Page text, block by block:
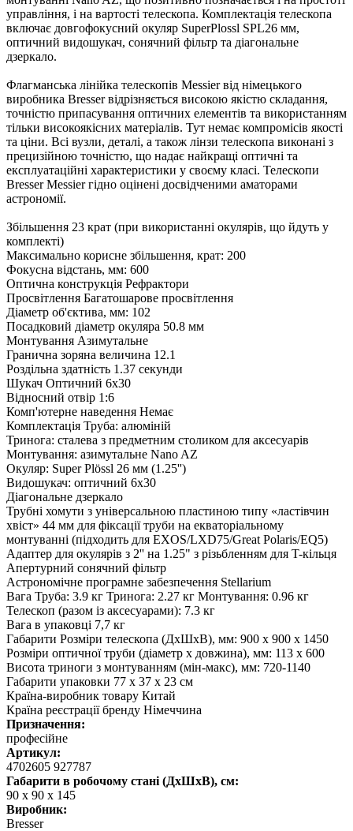
управління, і на вартості телескопа. Комплектація телескопа
включає довгофокусний окуляр SuperPlossl SPL26 мм,
оптичний видошукач, сонячний фільтр та діагональне
дзеркало.
Флагманська лінійка телескопів Messier від німецького
виробника Bresser відрізняється високою якістю складання,
точністю припасування оптичних елементів та використанням
тільки високоякісних матеріалів. Тут немає компромісів якості
та ціни. Всі вузли, деталі, а також лінзи телескопа виконані з
прецизійною точністю, що надає найкращі оптичні та
експлуатаційні характеристики у своєму класі. Телескопи
Bresser Messier гідно оцінені досвідченими аматорами
астрономії.
Збільшення 23 крат (при використанні окулярів, що йдуть у
комплекті)
Максимально корисне збільшення, крат: 200
Фокусна відстань, мм: 600
Оптична конструкція Рефрактори
Просвітлення Багатошарове просвітлення
Діаметр об'єктива, мм: 102
Посадковий діаметр окуляра 50.8 мм
Монтування Азимутальне
Гранична зоряна величина 12.1
Роздільна здатність 1.37 секунди
Шукач Оптичний 6х30
Відносний отвір 1:6
Комп'ютерне наведення Немає
Комплектація Труба: алюміній
Тринога: сталева з предметним столиком для аксесуарів
Монтування: азимутальне Nano AZ
Окуляр: Super Plössl 26 мм (1.25'')
Видошукач: оптичний 6x30
Діагональне дзеркало
Трубні хомути з універсальною пластиною типу «ластівчин
хвіст» 44 мм для фіксації труби на екваторіальному
монтуванні (підходить для EXOS/LXD75/Great Polaris/EQ5)
Адаптер для окулярів з 2'' на 1.25" з різьбленням для T-кільця
Апертурний сонячний фільтр
Астрономічне програмне забезпечення Stellarium
Вага Труба: 3.9 кг Тринога: 2.27 кг Монтування: 0.96 кг
Телескоп (разом із аксесуарами): 7.3 кг
Вага в упаковці 7,7 кг
Габарити Розміри телескопа (ДxШxВ), мм: 900 х 900 x 1450
Розміри оптичної труби (діаметр х довжина), мм: 113 x 600
Висота триноги з монтуванням (мін-макс), мм: 720-1140
Габарити упаковки 77 х 37 х 23 см
Країна-виробник товару Китай
Країна реєстрації бренду Німеччина
Призначення:
професійне
Артикул:
4702605 927787
Габарити в робочому стані (ДхШхВ), см:
90 х 90 x 145
Виробник:
Bresser